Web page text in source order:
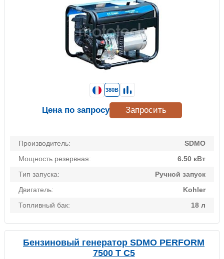
Производитель:
SDMO
Мощность резервная:
6.50 кВт
Тип запуска:
Ручной запуск
Двигатель:
Kohler
Топливный бак:
18 л
380В
Цена по запросу Запросить
Бензиновый генератор SDMO PERFORM
7500 T C5